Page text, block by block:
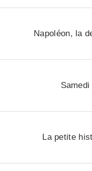
Napoléon, la
La petite